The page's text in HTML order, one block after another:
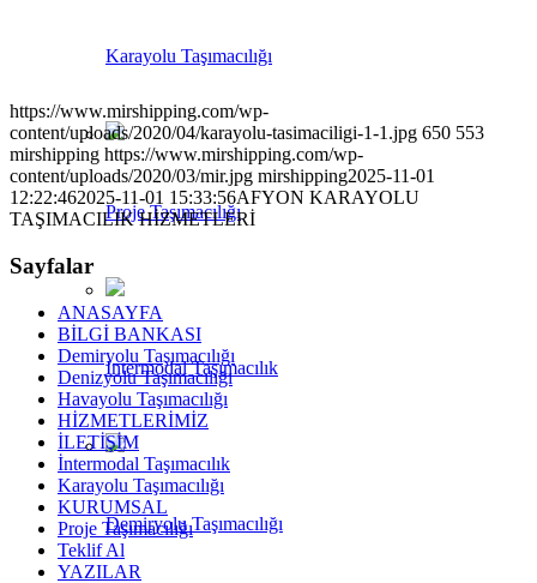
Karayolu Taşımacılığı
Proje Taşımacılığı
Intermodal Taşımacılık
Demiryolu Taşımacılığı
https://www.mirshipping.com/wp-
content/uploads/2020/04/karayolu-tasimaciligi-1-1.jpg 650 553
mirshipping https://www.mirshipping.com/wp-
content/uploads/2020/03/mir.jpg mirshipping2025-11-01
12:22:462025-11-01 15:33:56AFYON KARAYOLU
TAŞIMACILIK HİZMETLERİ
Sayfalar
ANASAYFA
BİLGİ BANKASI
Demiryolu Taşımacılığı
Denizyolu Taşımacılığı
Havayolu Taşımacılığı
HİZMETLERİMİZ
İLETİŞİM
İntermodal Taşımacılık
Karayolu Taşımacılığı
KURUMSAL
Proje Taşımacılığı
Teklif Al
YAZILAR